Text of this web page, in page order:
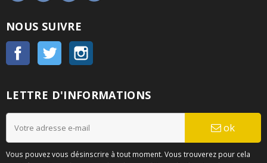
NOUS SUIVRE
Facebook Twitter
LETTRE D'INFORMATIONS
ok
Vous pouvez vous désinscrire à tout moment. Vous trouverez pour cela